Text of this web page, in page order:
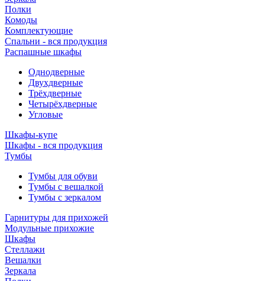
Полки
Комоды
Комплектующие
Спальни - вся продукция
Распашные шкафы
Однодверные
Двухдверные
Трёхдверные
Четырёхдверные
Угловые
Шкафы-купе
Шкафы - вся продукция
Тумбы
Тумбы для обуви
Тумбы с вешалкой
Тумбы с зеркалом
Гарнитуры для прихожей
Модульные прихожие
Шкафы
Стеллажи
Вешалки
Зеркала